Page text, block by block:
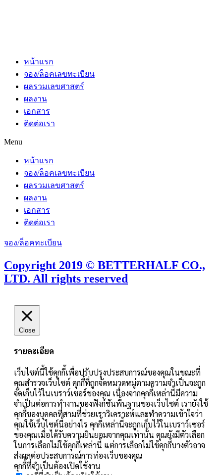
หน้าแรก
จอง/ล็อคเลขทะเบียน
ผลรวมเลขศาสตร์
ผลงาน
เอกสาร
ติดต่อเรา
Menu
หน้าแรก
จอง/ล็อคเลขทะเบียน
ผลรวมเลขศาสตร์
ผลงาน
เอกสาร
ติดต่อเรา
จอง/ล็อคทะเบียน
Copyright 2019 © BETTERHALF CO.,
LTD. All rights reserved
Close
รายละเอียด
เว็บไซต์นี้ใช้คุกกี้เพื่อปรับปรุงประสบการณ์ของคุณในขณะที่
คุณสำรวจเว็บไซต์ คุกกี้ที่ถูกจัดหมวดหมู่ตามความจำเป็นจะถูก
จัดเก็บไว้ในเบราว์เซอร์ของคุณ เนื่องจากคุกกี้เหล่านี้มีความ
จำเป็นต่อการทำงานของฟังก์ชันพื้นฐานของเว็บไซต์ เรายังใช้
คุกกี้ของบุคคลที่สามที่ช่วยเราวิเคราะห์และทำความเข้าใจว่า
คุณใช้เว็บไซต์นี้อย่างไร คุกกี้เหล่านี้จะถูกเก็บไว้ในเบราว์เซอร์
ของคุณเมื่อได้รับความยินยอมจากคุณเท่านั้น คุณยังมีตัวเลือก
ในการเลือกไม่ใช้คุกกี้เหล่านี้ แต่การเลือกไม่ใช้คุกกี้บางตัวอาจ
ส่งผลต่อประสบการณ์การท่องเว็บของคุณ
คุกกี้ที่จำเป็นต้องเปิดใช้งาน